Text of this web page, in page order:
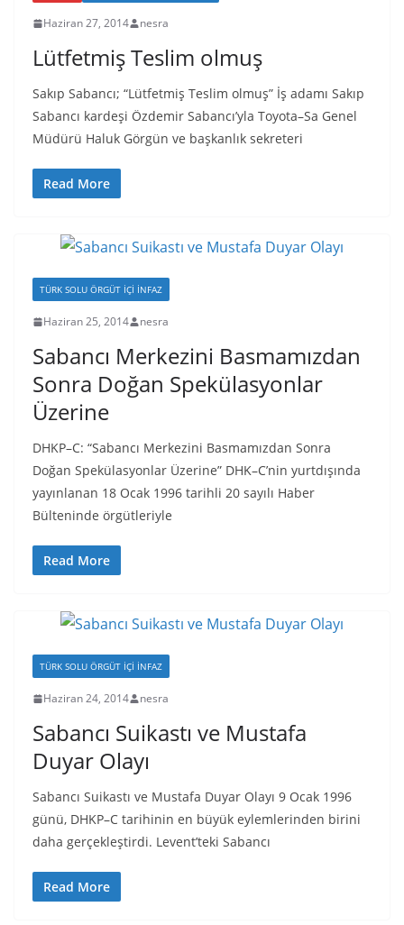
Haziran 27, 2014 nesra
Lütfetmiş Teslim olmuş
Sakıp Sabancı; “Lütfetmiş Teslim olmuş” İş adamı Sakıp
Sabancı kardeşi Özdemir Sabancı’yla Toyota–Sa Genel
Müdürü Haluk Görgün ve başkanlık sekreteri
Read More
TÜRK SOLU ÖRGÜT İÇI İNFAZ
Haziran 25, 2014 nesra
Sabancı Merkezini Basmamızdan
Sonra Doğan Spekülasyonlar
Üzerine
DHKP–C: “Sabancı Merkezini Basmamızdan Sonra
Doğan Spekülasyonlar Üzerine” DHK–C’nin yurtdışında
yayınlanan 18 Ocak 1996 tarihli 20 sayılı Haber
Bülteninde örgütleriyle
Read More
TÜRK SOLU ÖRGÜT İÇI İNFAZ
Haziran 24, 2014 nesra
Sabancı Suikastı ve Mustafa
Duyar Olayı
Sabancı Suikastı ve Mustafa Duyar Olayı 9 Ocak 1996
günü, DHKP–C tarihinin en büyük eylemlerinden birini
daha gerçekleştirdi. Levent’teki Sabancı
Read More